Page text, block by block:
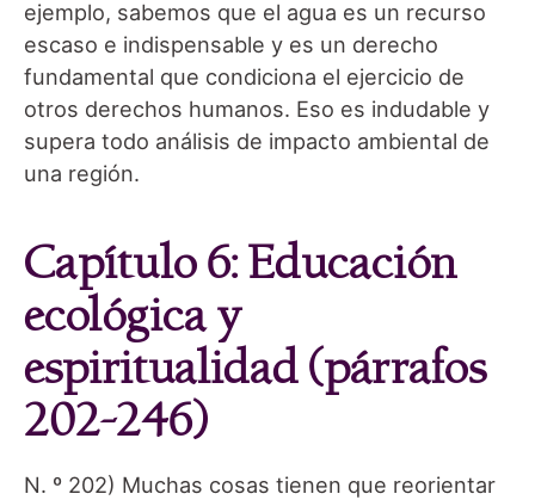
ejemplo, sabemos que el agua es un recurso
escaso e indispensable y es un derecho
fundamental que condiciona el ejercicio de
otros derechos humanos. Eso es indudable y
supera todo análisis de impacto ambiental de
una región.
Capítulo 6: Educación
ecológica y
espiritualidad (párrafos
202-246)
N. º 202) Muchas cosas tienen que reorientar